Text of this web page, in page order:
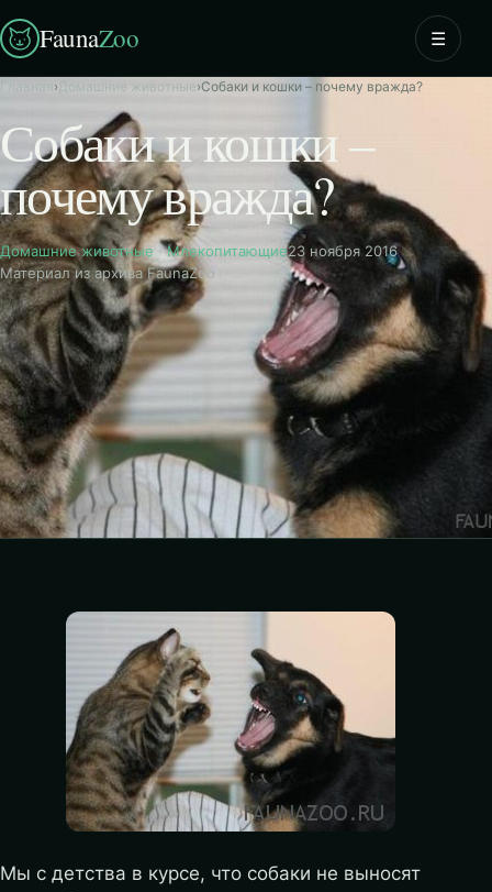
FaunaZoo ☰
› Домашние животные›Собаки и кошки – почему вражда?
Собаки и кошки –
почему вражда?
Домашние животные ·Млекопитающие23 ноября 2016
Материал из архива FaunaZoo
Мы с детства в курсе, что собаки не выносят